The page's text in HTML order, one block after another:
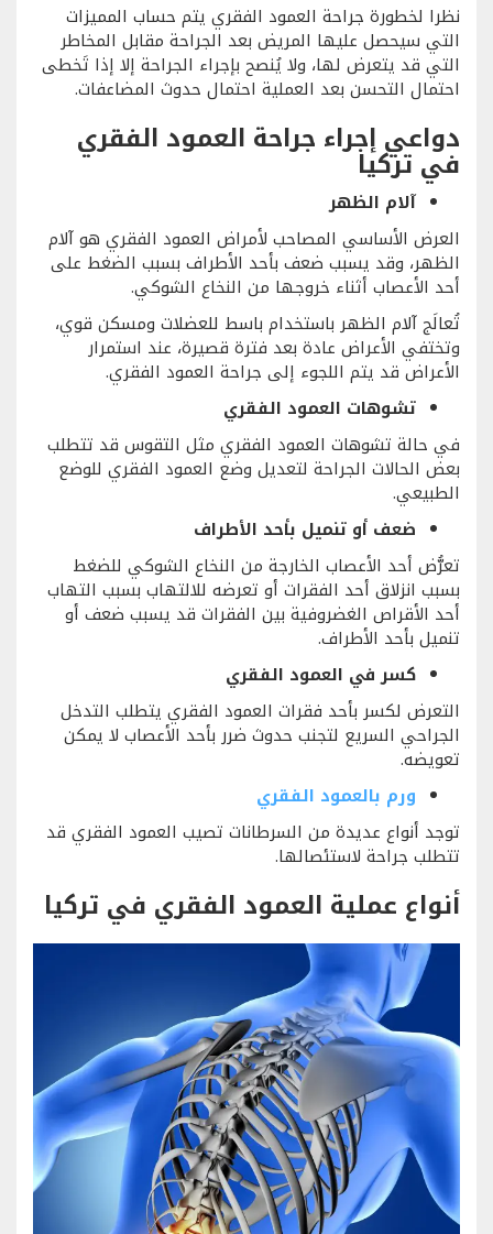
نظرا لخطورة جراحة العمود الفقري يتم حساب المميزات
التي سيحصل عليها المريض بعد الجراحة مقابل المخاطر
التي قد يتعرض لها، ولا يُنصح بإجراء الجراحة إلا إذا تَخطى
احتمال التحسن بعد العملية احتمال حدوث المضاعفات.
دواعي إجراء جراحة العمود الفقري
في تركيا
آلام الظهر
العرض الأساسي المصاحب لأمراض العمود الفقري هو آلام
الظهر، وقد يسبب ضعف بأحد الأطراف بسبب الضغط على
أحد الأعصاب أثناء خروجها من النخاع الشوكي.
تُعالَج آلام الظهر باستخدام باسط للعضلات ومسكن قوي،
وتختفي الأعراض عادة بعد فترة قصيرة، عند استمرار
الأعراض قد يتم اللجوء إلى جراحة العمود الفقري.
تشوهات العمود الفقري
في حالة تشوهات العمود الفقري مثل التقوس قد تتطلب
بعض الحالات الجراحة لتعديل وضع العمود الفقري للوضع
الطبيعي.
ضعف أو تنميل بأحد الأطراف
تعرُّض أحد الأعصاب الخارجة من النخاع الشوكي للضغط
بسبب انزلاق أحد الفقرات أو تعرضه للالتهاب بسبب التهاب
أحد الأقراص الغضروفية بين الفقرات قد يسبب ضعف أو
تنميل بأحد الأطراف.
كسر في العمود الفقري
التعرض لكسر بأحد فقرات العمود الفقري يتطلب التدخل
الجراحي السريع لتجنب حدوث ضرر بأحد الأعصاب لا يمكن
تعويضه.
ورم بالعمود الفقري
توجد أنواع عديدة من السرطانات تصيب العمود الفقري قد
تتطلب جراحة لاستئصالها.
أنواع عملية العمود الفقري في تركيا